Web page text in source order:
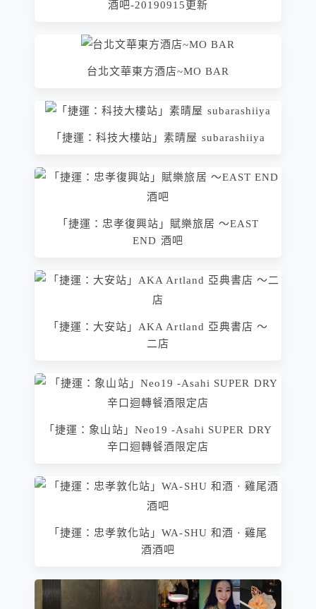
酒吧-20190915更新
台北文華東方酒店~MO BAR
「捷運：科技大樓站」素晴屋 subarashiiya
「捷運：忠孝復興站」賦樂旅居‬ ～EAST
END 酒吧
「捷運：大安站」AKA Artland 亞典書店 ～
二店
「捷運：象山站」Neo19 -Asahi SUPER DRY
辛口迴轉餐酒限定店
「捷運：忠孝敦化站」WA-SHU 和酒 · 雞尾
酒酒吧